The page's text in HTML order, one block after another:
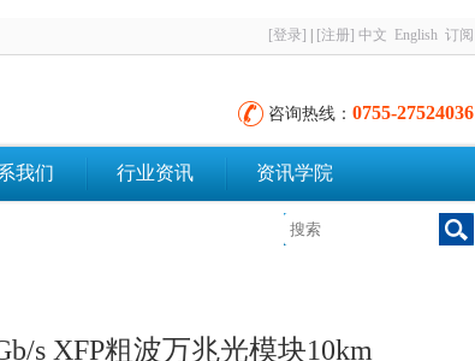
[登录] [注册] 中文 English 订阅
咨询热线： 0755-27524036
我们 行业资讯 资讯学院
s XFP粗波万兆光模块10km